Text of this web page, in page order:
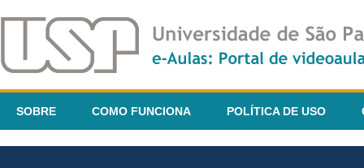
SOBRE COMO FUNCIONA POLÍTICA DE USO